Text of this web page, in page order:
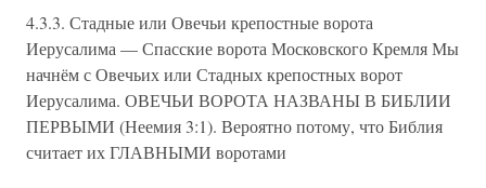
4.3.3. Стадные или Овечьи крепостные ворота
Иерусалима — Спасские ворота Московского Кремля Мы
начнём с Овечьих или Стадных крепостных ворот
Иерусалима. ОВЕЧЬИ ВОРОТА НАЗВАНЫ В БИБЛИИ
ПЕРВЫМИ (Неемия 3:1). Вероятно потому, что Библия
считает их ГЛАВНЫМИ воротами